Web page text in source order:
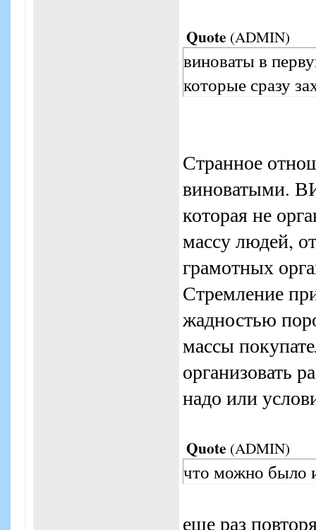
Quote (ADMIN)
виноваты в
которые сразу
Странное
виноватыми.
которая не
массу людей,
грамотных
Стремление
жадностью
массы
организовать
надо или
Quote (ADMIN)
что можно было
еще раз